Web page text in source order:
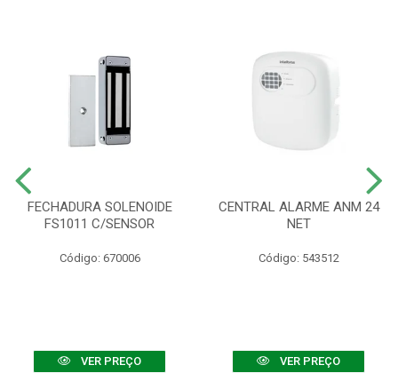
FECHADURA SOLENOIDE
FS1011 C/SENSOR
Código: 670006
VER PREÇO
CENTRAL ALARME ANM 24
NET
Código: 543512
VER PREÇO